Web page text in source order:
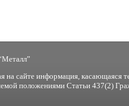
на сайте информация, касающаяся
положениями Статьи 437(2)